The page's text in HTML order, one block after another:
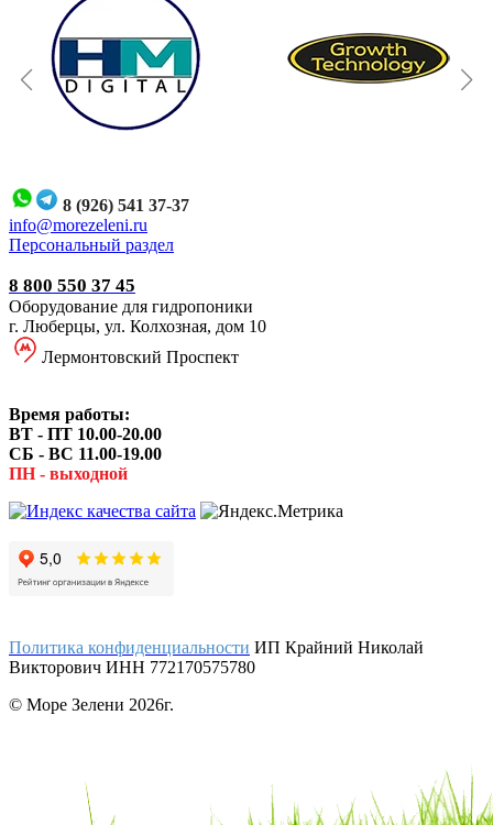
8 (926) 541 37-37
info@morezeleni.ru
Персональный раздел
8 800 550 37 45
Оборудование для гидропоники
г. Люберцы, ул. Колхозная, дом 10
Лермонтовский Проспект
Время работы:
ВТ - ПТ 10.00-20.00
СБ - ВС 11.00-19.00
ПН - выходной
Политика конфиденциальности ИП Крайний Николай
Викторович ИНН 772170575780
© Море Зелени 2026г.